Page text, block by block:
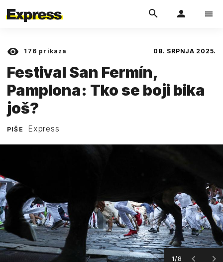
176 prikaza 08. SRPNJA 2025.
Festival San Fermín,
Pamplona: Tko se boji bika
još?
PIŠE Express
1/8